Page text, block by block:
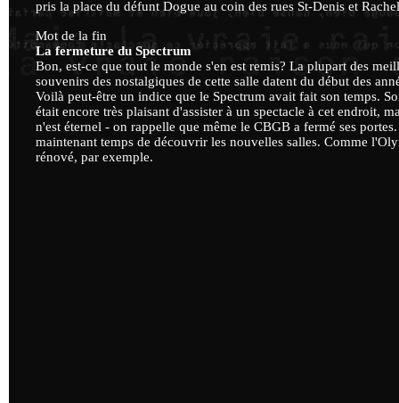
pris la place du défunt Dogue au coin des rues St-Denis et
Mot de la fin
La fermeture du Spectrum
Bon, est-ce que tout le monde s'en est remis? La plupart des
souvenirs des nostalgiques de cette salle datent du début des
Voilà peut-être un indice que le Spectrum avait fait son temps.
était encore très plaisant d'assister à un spectacle à cet endroit,
n'est éternel - on rappelle que même le CBGB a fermé ses
maintenant temps de découvrir les nouvelles salles. Comme
rénové, par exemple.